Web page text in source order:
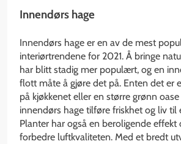
Innendørs hage
Innendørs hage er en av de mest
interiørtrendene for 2021. Å bringe
har blitt stadig mer populært, og en
flott måte å gjøre det på. Enten det er
på kjøkkenet eller en større grønn
innendørs hage tilføre friskhet og liv til
Planter har også en beroligende effekt
forbedre luftkvaliteten. Med et bredt